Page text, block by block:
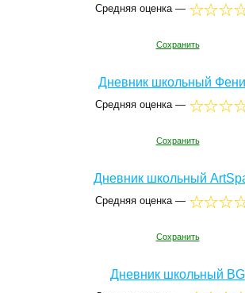
Средняя оценка —
Сохранить
Дневник школьный
Средняя оценка —
Сохранить
Дневник школьный
Средняя оценка —
Сохранить
Дневник школьный BG